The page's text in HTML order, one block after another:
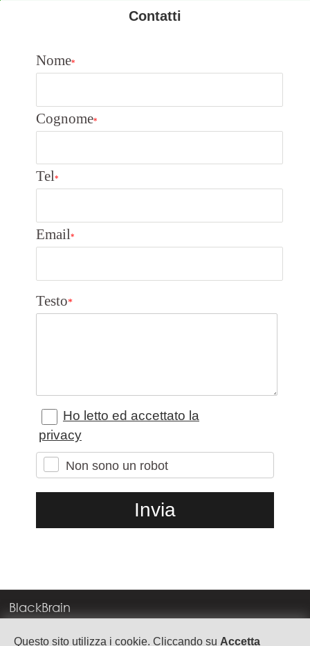
Questo sito utilizza i cookie. Cliccando su Accetta
Contatti
Nome*
Cognome*
Tel*
Email*
Testo*
Ho letto ed accettato la
privacy
Non sono un robot
BlackBrain
Corso Milano, 83